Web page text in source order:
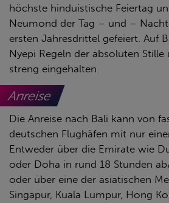
höchste hinduistische Feiertag
Neumond der Tag – und –
ersten Jahresdrittel gefeiert. Auf
Nyepi Regeln der absoluten Stille
streng eingehalten.
Anreise
Die Anreise nach Bali kann von
deutschen Flughäfen mit nur
Entweder über die Emirate wie
oder Doha in rund 18 Stunden
oder über eine der asiatischen
Singapur, Kuala Lumpur, Hong